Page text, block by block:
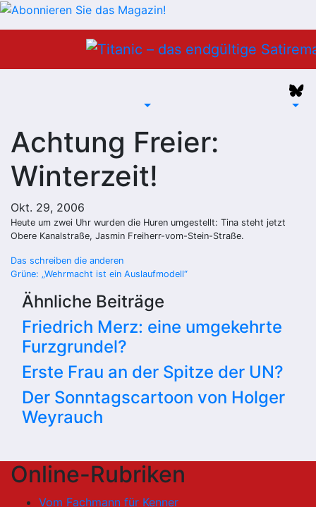
Achtung Freier:
Winterzeit!
Okt. 29, 2006
Heute um zwei Uhr wurden die Huren umgestellt: Tina steht jetzt
Obere Kanalstraße, Jasmin Freiherr-vom-Stein-Straße.
Beitragsnavigation
Das schreiben die anderen
Grüne: „Wehrmacht ist ein Auslaufmodell“
Ähnliche Beiträge
Friedrich Merz: eine umgekehrte
Furzgrundel?
Erste Frau an der Spitze der UN?
Der Sonntagscartoon von Holger
Weyrauch
Online-Rubriken
Vom Fachmann für Kenner